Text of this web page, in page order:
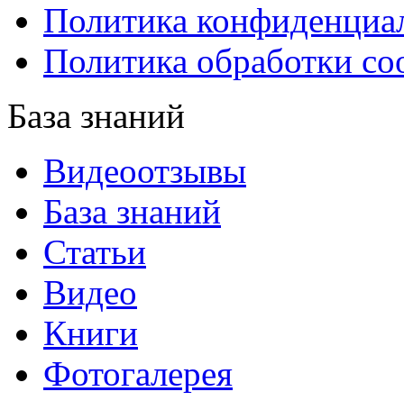
Политика
Политика обработки
База знаний
Видеоотзывы
База знаний
Статьи
Видео
Книги
Фотогалерея